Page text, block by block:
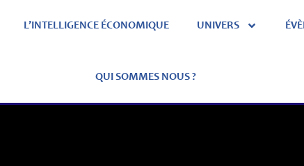
L’INTELLIGENCE ÉCONOMIQUE UNIVERS
QUI SOMMES NOUS ?